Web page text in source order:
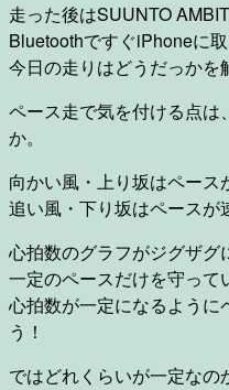
走った後はSUUNTO
BluetoothですぐiPhoneに取
今日の走りはどうだっかを
ペース走で気を付ける点は
か。
向かい風・上り坂はペース
追い風・下り坂はペースが
心拍数のグラフがジグザグ
一定のペースだけを守って
心拍数が一定になるように
う！
ではどれくらいが一定なの